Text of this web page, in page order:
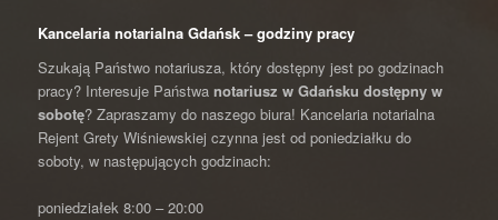
Kancelaria notarialna Gdańsk – godziny pracy
Szukają Państwo notariusza, który dostępny jest po godzinach
pracy? Interesuje Państwanotariusz w Gdańsku dostępny w
sobotę? Zapraszamy do naszego biura! Kancelaria notarialna
Rejent Grety Wiśniewskiej czynna jest od poniedziałku do
soboty, w następujących godzinach:
poniedziałek 8:00 – 20:00